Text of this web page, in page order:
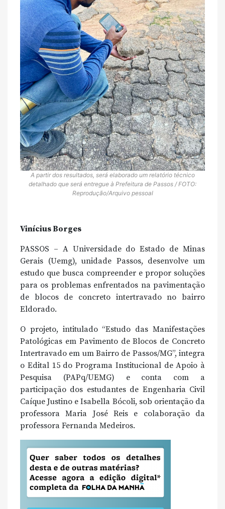
A partir dos resultados, será elaborado um relatório técnico
detalhado que será entregue à Prefeitura de Passos / FOTO:
Reprodução/Arquivo pessoal
Vinícius Borges
PASSOS – A Universidade do Estado de Minas
Gerais (Uemg), unidade Passos, desenvolve um
estudo que busca compreender e propor soluções
para os problemas enfrentados na pavimentação
de blocos de concreto intertravado no bairro
Eldorado.
O projeto, intitulado “Estudo das Manifestações
Patológicas em Pavimento de Blocos de Concreto
Intertravado em um Bairro de Passos/MG”, integra
o Edital 15 do Programa Institucional de Apoio à
Pesquisa (PAPq/UEMG) e conta com a
participação dos estudantes de Engenharia Civil
Caíque Justino e Isabella Bócoli, sob orientação da
professora Maria José Reis e colaboração da
professora Fernanda Medeiros.